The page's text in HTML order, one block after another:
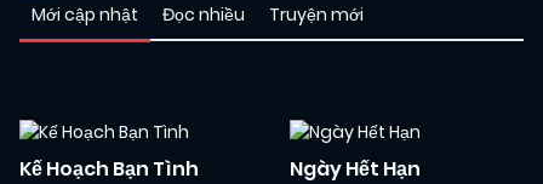
Mới cập nhật Đọc nhiều Truyện mới
Kế Hoạch Bạn Tình Ngày Hết Hạn